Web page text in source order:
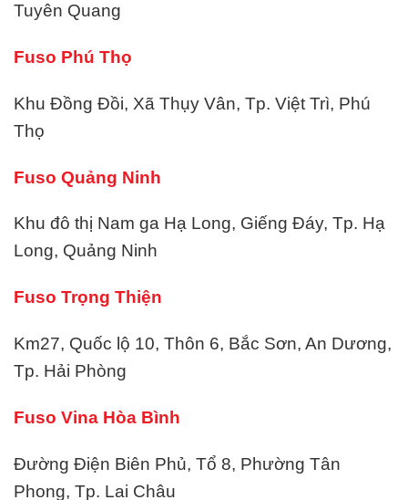
Tuyên Quang
Fuso Phú Thọ
Khu Đồng Đồi, Xã Thụy Vân, Tp. Việt Trì, Phú
Thọ
Fuso Quảng Ninh
Khu đô thị Nam ga Hạ Long, Giếng Đáy, Tp. Hạ
Long, Quảng Ninh
Fuso Trọng Thiện
Km27, Quốc lộ 10, Thôn 6, Bắc Sơn, An Dương,
Tp. Hải Phòng
Fuso Vina Hòa Bình
Đường Điện Biên Phủ, Tổ 8, Phường Tân
Phong, Tp. Lai Châu